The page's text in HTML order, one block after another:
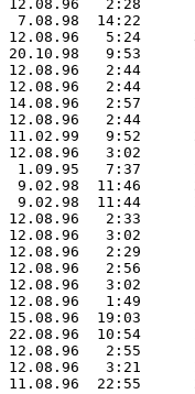
12.08.96   2:28
7.08.98  14:22
12.08.96   5:24
20.10.98   9:53
12.08.96   2:44
12.08.96   2:44
14.08.96   2:57
12.08.96   2:44
11.02.99   9:52
12.08.96   3:02
1.09.95   7:37
9.02.98  11:46
9.02.98  11:44
12.08.96   2:33
12.08.96   3:02
12.08.96   2:29
12.08.96   2:56
12.08.96   3:02
12.08.96   1:49
15.08.96  19:03
22.08.96  10:54
12.08.96   2:55
12.08.96   3:21
11.08.96  22:55